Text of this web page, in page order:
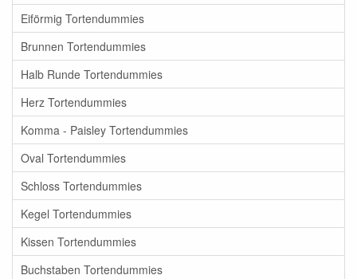
Eiförmig Tortendummies
Brunnen Tortendummies
Halb Runde Tortendummies
Herz Tortendummies
Komma - Paisley Tortendummies
Oval Tortendummies
Schloss Tortendummies
Kegel Tortendummies
Kissen Tortendummies
Buchstaben Tortendummies